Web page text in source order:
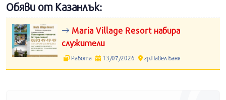
Обяви от Казанлък:
Maria Village Resort набира
служители
Работа 13/07/2026 гр.Павел Баня